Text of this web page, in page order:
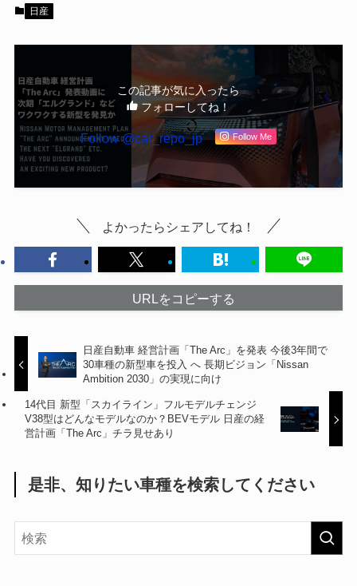
日産
この記事が気に入ったら
フォローしてね！
Follow @car_repo_jp Follow Me
よかったらシェアしてね！
URLをコピーする
日産自動車 経営計画「The Arc」を発表 今後3年間で
30車種の新型車を投入 へ 長期ビジョン「Nissan
Ambition 2030」の実現に向け
14代目 新型「スカイライン」フルモデルチェンジ
V38型はどんなモデルなのか？BEVモデル 日産の経
営計画「The Arc」チラ見せあり
是非、知りたい車種を検索してください